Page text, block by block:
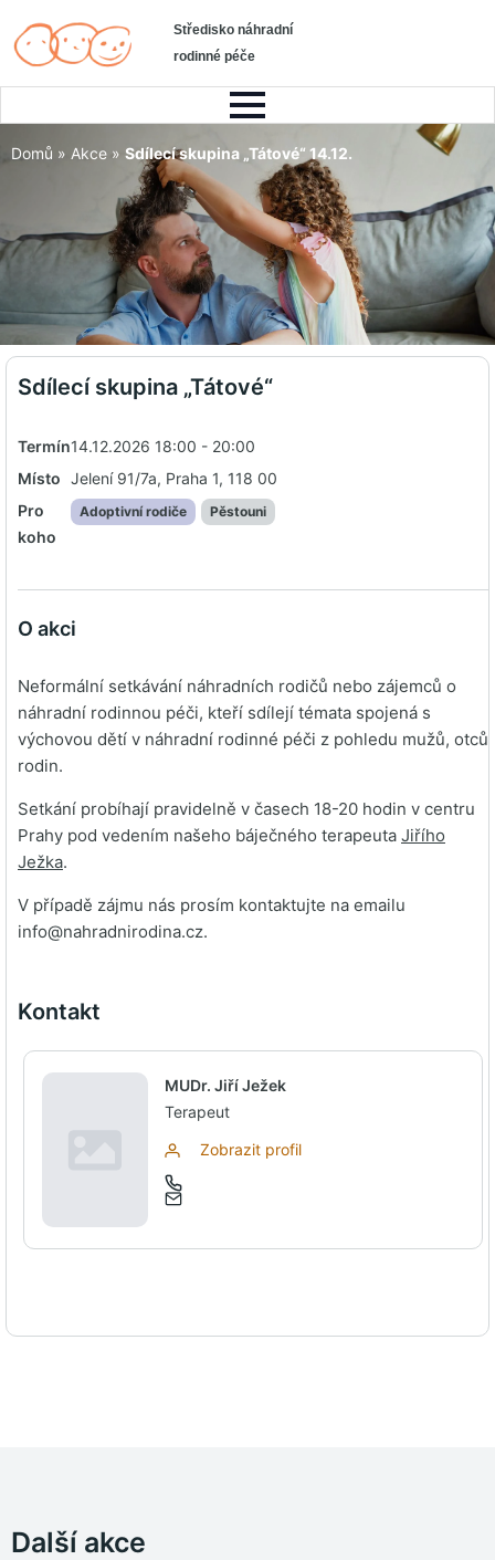
Středisko náhradní
rodinné péče
Domů » Akce » Sdílecí skupina „Tátové“ 14.12.
Sdílecí skupina „Tátové“
Termín14.12.2026 18:00 - 20:00
Místo Jelení 91/7a, Praha 1, 118 00
Pro
koho
Adoptivní rodiče Pěstouni
O akci
Neformální setkávání náhradních rodičů nebo zájemců o
náhradní rodinnou péči, kteří sdílejí témata spojená s
výchovou dětí v náhradní rodinné péči z pohledu mužů, otců
rodin.
Setkání probíhají pravidelně v časech 18-20 hodin v centru
Prahy pod vedením našeho báječného terapeuta Jiřího
Ježka.
V případě zájmu nás prosím kontaktujte na emailu
info@nahradnirodina.cz.
Kontakt
MUDr. Jiří Ježek
Terapeut
Zobrazit profil
Další akce